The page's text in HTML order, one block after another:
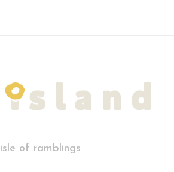
isle of ramblings